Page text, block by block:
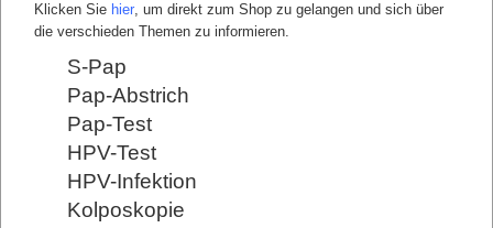
"Dysplasien sind nicht selten. Jährlich
werden ca. 379.000 auffällige Befunde
erkannt. Mit einer modernen
Untersuchungsmethode würden ca.
843.000 auffällige Befunde zusätzlich
Klicken Sie hier , um direkt zum Shop zu gelangen und sich über
die verschieden Themen zu informieren.
S-Pap
Pap-Abstrich
Pap-Test
HPV-Test
HPV-Infektion
Kolposkopie